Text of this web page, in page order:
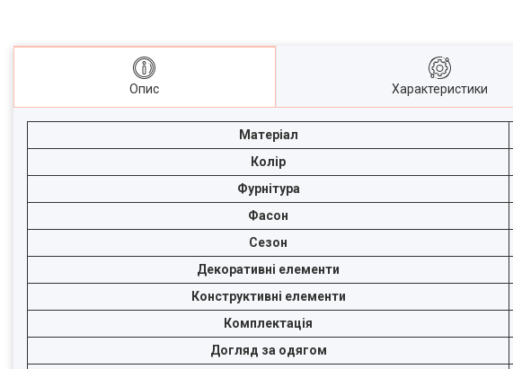
Опис Характеристики
Матеріал
Колір
Фурнітура
Фасон
Сезон
Декоративні елементи
Конструктивні елементи
Комплектація
Догляд за одягом